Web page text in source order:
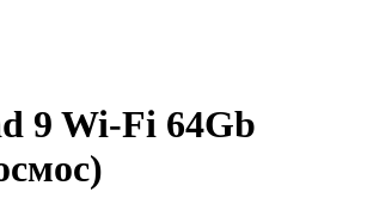
9 Wi-Fi 64Gb